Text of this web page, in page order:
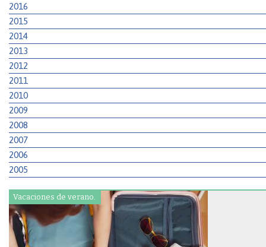
2016
2015
2014
2013
2012
2011
2010
2009
2008
2007
2006
2005
Vacaciones de verano.